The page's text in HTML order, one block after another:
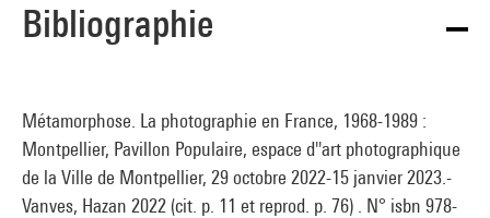
Bibliographie
Métamorphose. La photographie en France, 1968-1989 :
Montpellier, Pavillon Populaire, espace d''art photographique
de la Ville de Montpellier, 29 octobre 2022-15 janvier 2023.-
Vanves, Hazan 2022 (cit. p. 11 et reprod. p. 76) . N° isbn 978-